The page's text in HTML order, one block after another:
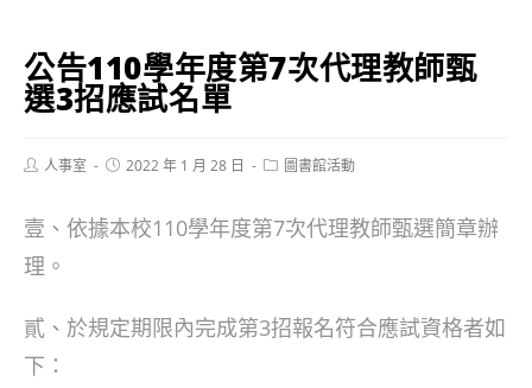
公告110學年度第7次代理教師甄
選3招應試名單
Post人事室
Post2022 年 1 月 28 日
Post圖書館活動
壹、依據本校110學年度第7次代理教師甄選簡章辦
理。
貳、於規定期限內完成第3招報名符合應試資格者如
下：